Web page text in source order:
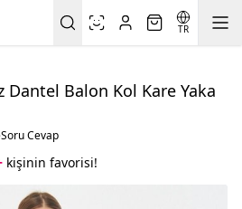
TR
Dantel Balon Kol Kare Yaka
Soru Cevap
kişinin favorisi!